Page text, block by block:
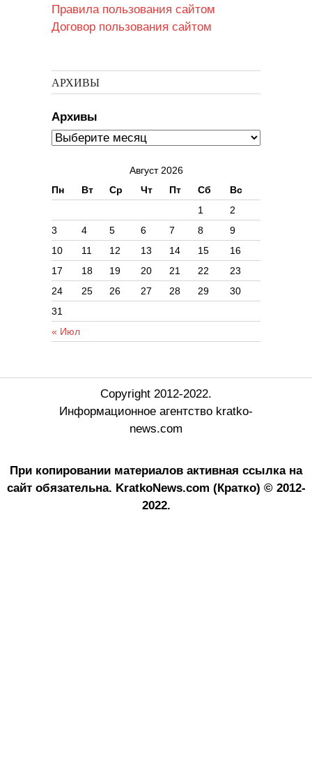
Правила пользования сайтом
Договор пользования сайтом
АРХИВЫ
Архивы
Август 2026
Пн
Вт Ср Чт Пт Сб Вс
« Июл
1
2
3
4 5 6 7 8
9
10
11 12 13 14 15
16
17
18 19 20 21 22
23
24
25 26 27 28 29
30
31
Copyright 2012-2022.
Информационное агентство kratko-
news.com
При копировании материалов активная ссылка на
сайт обязательна. KratkoNews.com (Кратко) © 2012-
2022.